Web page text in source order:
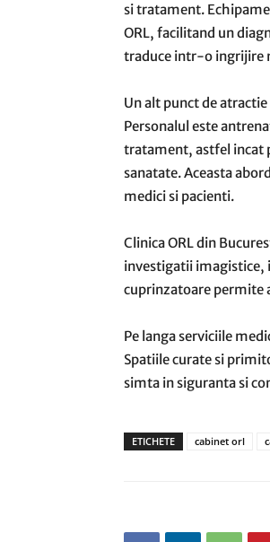
si tratament.
ORL, facilitand un
traduce intr-o ingrijire
Un alt punct de
Personalul este
tratament, astfel incat
sanatate. Aceasta
medici si pacienti.
Clinica ORL din
investigatii imagistice,
cuprinzatoare permite
Pe langa serviciile
Spatiile curate si
simta in siguranta si
ETICHETE cabinet orl